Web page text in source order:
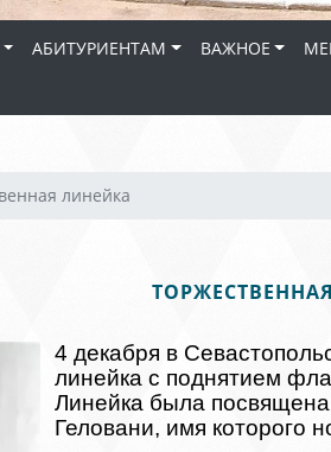
АБИТУРИЕНТАМ ВАЖНОЕ
линейка
4 декабря в
линейка с поднятием
Линейка была
Геловани, имя которого